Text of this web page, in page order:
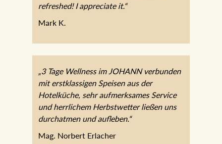
refreshed! I appreciate it.“
Mark K.
„3 Tage Wellness im JOHANN verbunden
mit erstklassigen Speisen aus der
Hotelküche, sehr aufmerksames Service
und herrlichem Herbstwetter ließen uns
durchatmen und aufleben.“
Mag. Norbert Erlacher